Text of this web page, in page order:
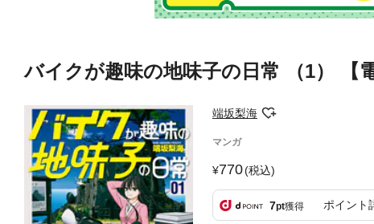
バイクが趣味の地味子の日常 （1） 【
端坂梨海
マンガ
770(税込)
7pt獲得 ポイント